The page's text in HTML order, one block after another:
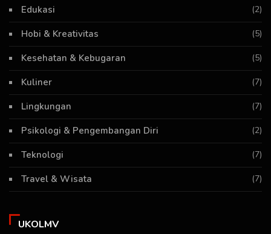
Edukasi (2)
Hobi & Kreativitas (5)
Kesehatan & Kebugaran (5)
Kuliner (7)
Lingkungan (7)
Psikologi & Pengembangan Diri (2)
Teknologi (7)
Travel & Wisata (7)
UKOLMV